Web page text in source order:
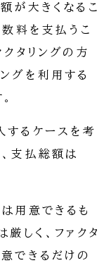
が大きくなるこ
数料を支払うこ
クタリングの方
グを利用する
るケースを考
支払総額は
用意できるも
しく、ファクタ
できるだけの